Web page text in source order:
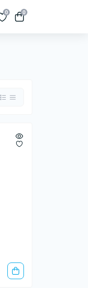
0 0